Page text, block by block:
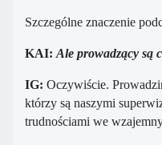
Szczególne znaczenie
KAI: Ale prowadzący są
IG: Oczywiście.
którzy są naszymi
trudnościami we